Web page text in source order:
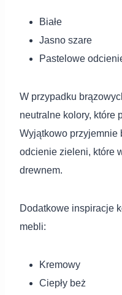
Białe
Jasno szare
Pastelowe
W przypadku
neutralne kolory, które
Wyjątkowo przyjemnie
odcienie zieleni, które
drewnem.
Dodatkowe inspiracje
mebli:
Kremowy
Ciepły beż